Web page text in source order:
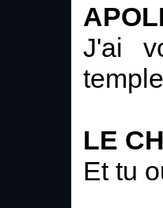
J'ai
LE
Et tu